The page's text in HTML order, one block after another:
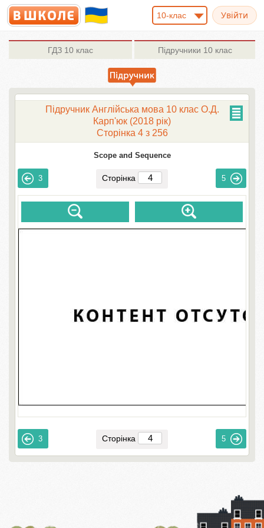
10-клас
ГДЗ 10 клас Підручники 10 клас
Підручник Англійська мова 10 клас О.Д.
Карп'юк (2018 рік)
Сторінка 4 з 256
Scope and Sequence
3 Сторінка 5
3 Сторінка 5